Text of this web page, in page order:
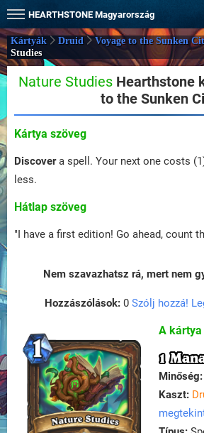
HEARTHSTONE Magyarország
Kártyák Druid Voyage to the Sunken
Studies
Nature Studies Hearthstone
to the Sunken
Kártya szöveg
Discovera spell. Your next one costs
less.
Hátlap szöveg
"I have a first edition! Go ahead, count
Nem szavazhatsz rá, mert nem
Hozzászólások:0 Szólj hozzá!
A
1
Minőség:
Kaszt: